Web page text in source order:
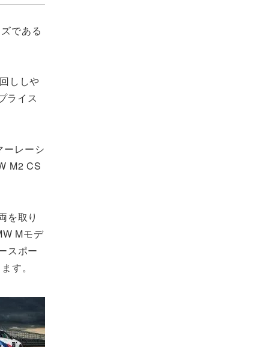
である
ししや
ライス
ーレーシ
M2 CS
を取り
Mモデ
スポー
す。